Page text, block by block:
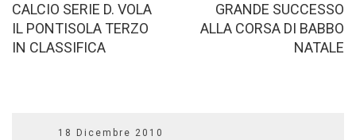
CALCIO SERIE D. VOLA
IL PONTISOLA TERZO
IN CLASSIFICA
GRANDE SUCCESSO
ALLA CORSA DI BABBO
NATALE
18 Dicembre 2010